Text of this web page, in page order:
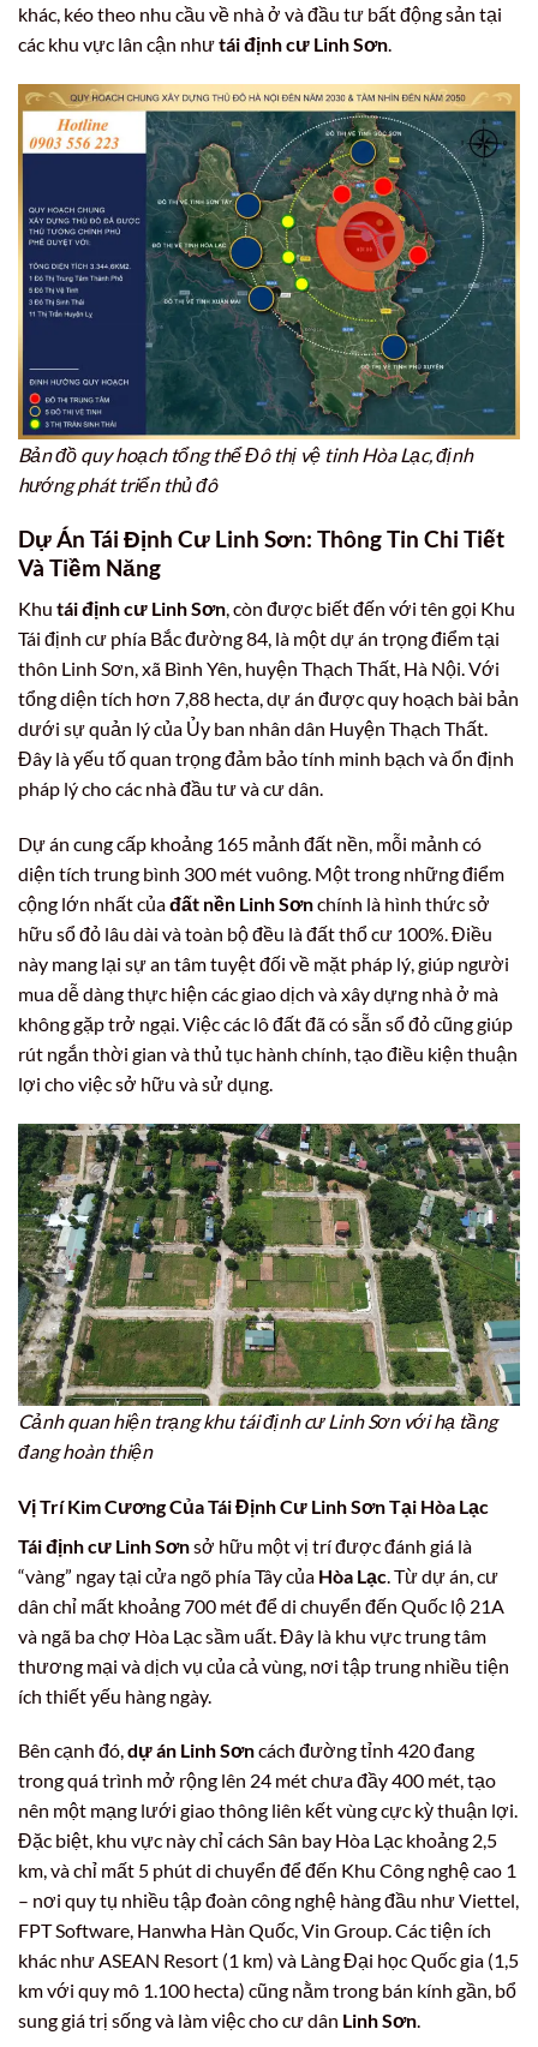
khác, kéo theo nhu cầu về nhà ở và đầu tư bất động sản tại
các khu vực lân cận nhưtái định cư Linh Sơn.
Bản đồ quy hoạch tổng thể Đô thị vệ tinh Hòa Lạc, định
hướng phát triển thủ đô
Dự Án Tái Định Cư Linh Sơn: Thông Tin Chi Tiết
Và Tiềm Năng
Khu tái định cư Linh Sơn, còn được biết đến với tên gọi Khu
Tái định cư phía Bắc đường 84, là một dự án trọng điểm tại
thôn Linh Sơn, xã Bình Yên, huyện Thạch Thất, Hà Nội. Với
tổng diện tích hơn 7,88 hecta, dự án được quy hoạch bài bản
dưới sự quản lý của Ủy ban nhân dân Huyện Thạch Thất.
Đây là yếu tố quan trọng đảm bảo tính minh bạch và ổn định
pháp lý cho các nhà đầu tư và cư dân.
Dự án cung cấp khoảng 165 mảnh đất nền, mỗi mảnh có
diện tích trung bình 300 mét vuông. Một trong những điểm
cộng lớn nhất củađất nền Linh Sơnchính là hình thức sở
hữu sổ đỏ lâu dài và toàn bộ đều là đất thổ cư 100%. Điều
này mang lại sự an tâm tuyệt đối về mặt pháp lý, giúp người
mua dễ dàng thực hiện các giao dịch và xây dựng nhà ở mà
không gặp trở ngại. Việc các lô đất đã có sẵn sổ đỏ cũng giúp
rút ngắn thời gian và thủ tục hành chính, tạo điều kiện thuận
lợi cho việc sở hữu và sử dụng.
Cảnh quan hiện trạng khu tái định cư Linh Sơn với hạ tầng
đang hoàn thiện
Vị Trí Kim Cương Của Tái Định Cư Linh Sơn Tại Hòa Lạc
Tái định cư Linh Sơnsở hữu một vị trí được đánh giá là
“vàng” ngay tại cửa ngõ phía Tây của Hòa Lạc . Từ dự án, cư
dân chỉ mất khoảng 700 mét để di chuyển đến Quốc lộ 21A
và ngã ba chợ Hòa Lạc sầm uất. Đây là khu vực trung tâm
thương mại và dịch vụ của cả vùng, nơi tập trung nhiều tiện
ích thiết yếu hàng ngày.
Bên cạnh đó,dự án Linh Sơncách đường tỉnh 420 đang
trong quá trình mở rộng lên 24 mét chưa đầy 400 mét, tạo
nên một mạng lưới giao thông liên kết vùng cực kỳ thuận lợi.
Đặc biệt, khu vực này chỉ cách Sân bay Hòa Lạc khoảng 2,5
km, và chỉ mất 5 phút di chuyển để đến Khu Công nghệ cao 1
– nơi quy tụ nhiều tập đoàn công nghệ hàng đầu như Viettel,
FPT Software, Hanwha Hàn Quốc, Vin Group. Các tiện ích
khác như ASEAN Resort (1 km) và Làng Đại học Quốc gia (1,5
km với quy mô 1.100 hecta) cũng nằm trong bán kính gần, bổ
sung giá trị sống và làm việc cho cư dân Linh Sơn.